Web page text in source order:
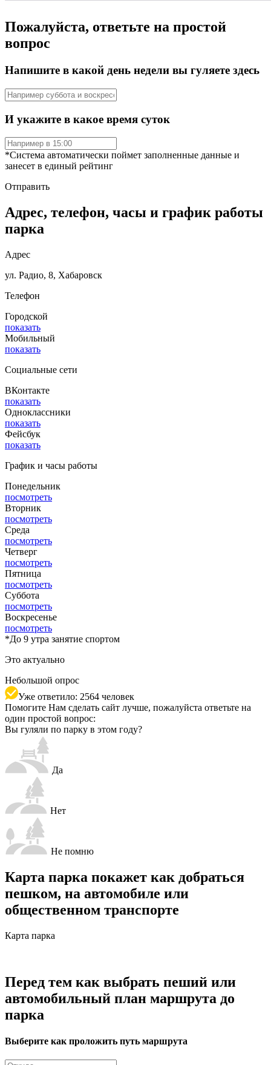
Пожалуйста, ответьте на простой
вопрос
Напишите в какой день недели вы гуляете здесь
И укажите в какое время суток
*Система автоматически поймет заполненные данные и
занесет в единый рейтинг
Отправить
Адрес, телефон, часы и график работы
парка
Адрес
ул. Радио, 8, Хабаровск
Телефон
Городской
показать
Мобильный
показать
Социальные сети
ВКонтакте
показать
Одноклассники
показать
Фейсбук
показать
График и часы работы
Понедельник
посмотреть
Вторник
посмотреть
Среда
посмотреть
Четверг
посмотреть
Пятница
посмотреть
Суббота
посмотреть
Воскресенье
посмотреть
*До 9 утра занятие спортом
Это актуально
Небольшой опрос
Уже ответило: 2564 человек
Помогите Нам сделать сайт лучше, пожалуйста ответьте на
один простой вопрос:
Вы гуляли по парку в этом году?
Да
Нет
Не помню
Карта парка покажет как добраться
пешком, на автомобиле или
общественном транспорте
Карта парка
Перед тем как выбрать пеший или
автомобильный план маршрута до
парка
Выберите как проложить путь маршрута